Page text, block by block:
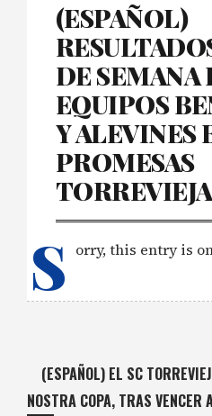
(ESPAÑOL)
DE SEMANA
EQUIPOS
Y ALEVINES
PROMESAS
TORREVIEJA
S orry, this entry is
(ESPAÑOL) EL SC
NOSTRA COPA, TRAS VENCER